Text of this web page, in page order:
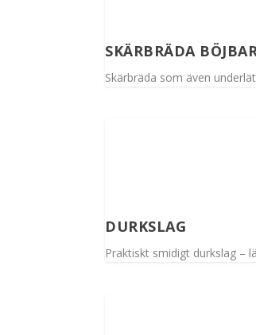
SKÄRBRÄDA
Skärbräda som även
DURKSLAG
Praktiskt smidigt durkslag –